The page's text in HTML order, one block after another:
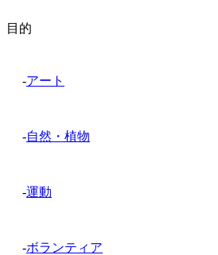
目的
-アート
-自然・植物
-運動
-ボランティア